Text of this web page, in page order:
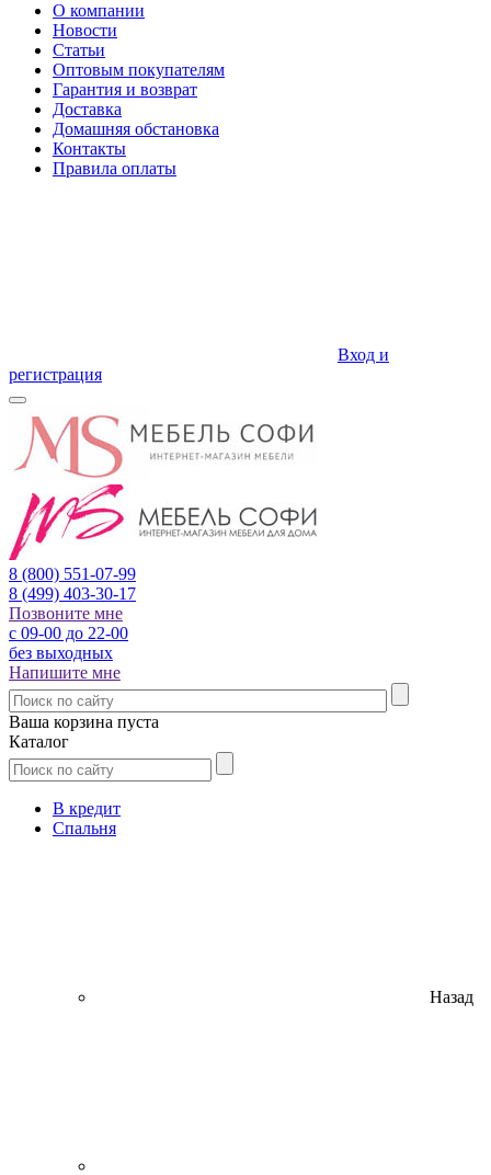
О компании
Новости
Статьи
Оптовым покупателям
Гарантия и возврат
Доставка
Домашняя обстановка
Контакты
Правила оплаты
Вход и
регистрация
8 (800) 551-07-99
8 (499) 403-30-17
Позвоните мне
с 09-00 до 22-00
без выходных
Напишите мне
Ваша корзина пуста
Каталог
В кредит
Спальня
Назад